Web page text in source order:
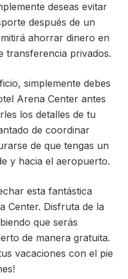
deseas evitar
después de un
ahorrar dinero en
transferencia privados.
simplemente debes
Arena Center antes
los detalles de tu
de coordinar
de que tengas un
y hacia el aeropuerto.
esta fantástica
Center. Disfruta de la
que serás
de manera gratuita.
vacaciones con el pie